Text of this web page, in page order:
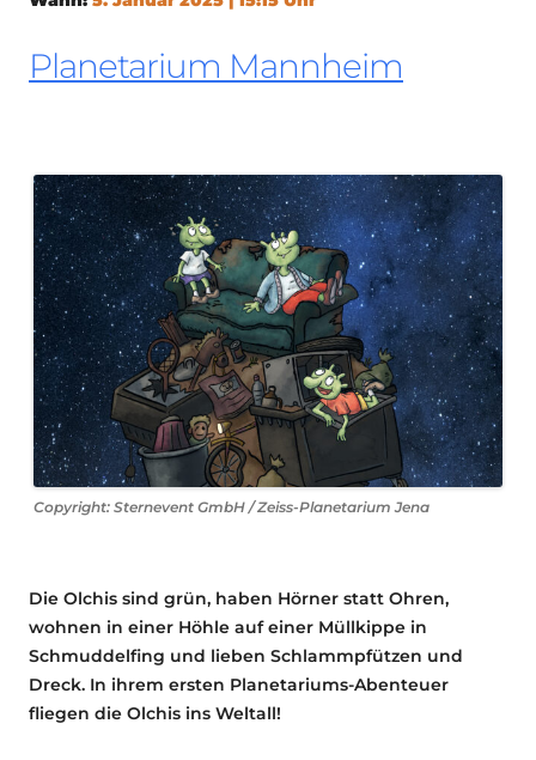
Planetarium Mannheim
Copyright: Sternevent GmbH / Zeiss-Planetarium Jena
Die Olchis sind grün, haben Hörner statt Ohren,
wohnen in einer Höhle auf einer Müllkippe in
Schmuddelfing und lieben Schlammpfützen und
Dreck. In ihrem ersten Planetariums-Abenteuer
fliegen die Olchis ins Weltall!